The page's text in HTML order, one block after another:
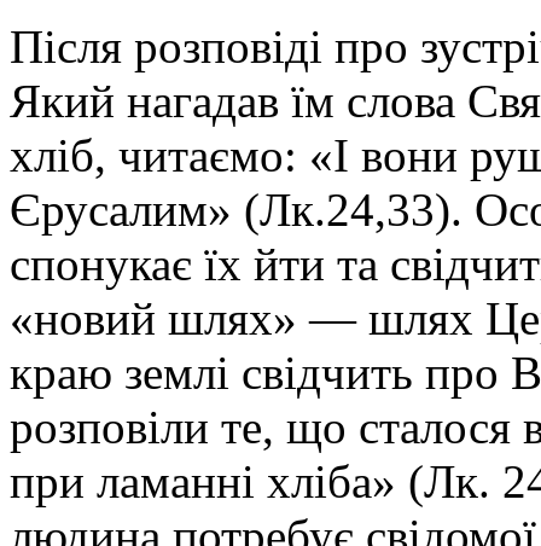
Після розповіді про
Який нагадав їм слова
хліб, читаємо: «І вони
Єрусалим» (Лк.24,33).
спонукає їх йти та
«новий шлях» — шлях
краю землі свідчить про
розповіли те, що сталося
при ламанні хліба» (Лк.
людина потребує